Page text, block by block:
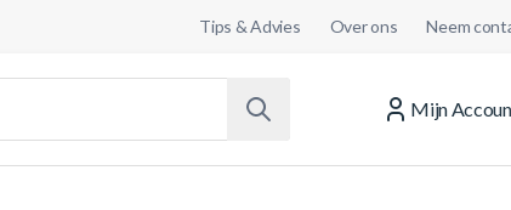
Tips & Advies Over ons Neem
Mijn